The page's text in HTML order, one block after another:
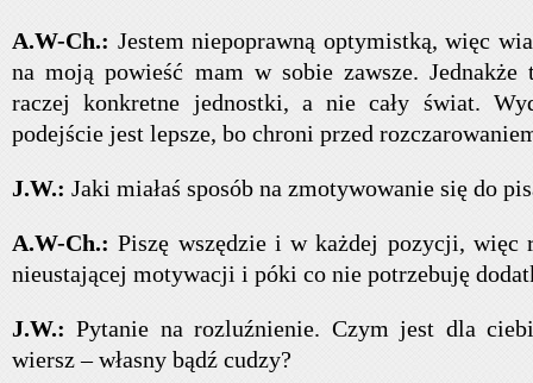
A.W-Ch.: Jestem niepoprawną optymistką, więc
na moją powieść mam w sobie zawsze.
raczej konkretne jednostki, a nie cały świat.
podejście jest lepsze, bo chroni przed
J.W.: Jaki miałaś sposób na zmotywowanie się do
A.W-Ch.:Piszę wszędzie i w każdej pozycji, więc
nieustającej motywacji i póki co nie potrzebuję
J.W.:Pytanie na rozluźnienie. Czym jest dla
wiersz – własny bądź cudzy?